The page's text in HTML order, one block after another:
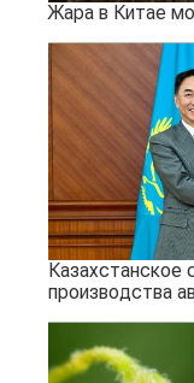
Жара в Китае
Казахстанское
производства